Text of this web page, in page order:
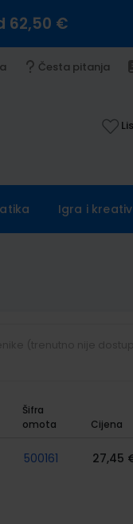
62,50 €
Česta pitanja
Igra i
Šifra
omota
Cijena
500161 27,45